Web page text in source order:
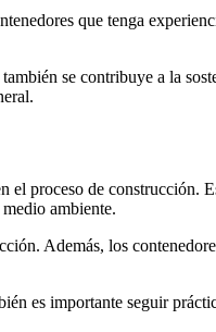
que tenga
se contribuye a la
proceso de construcción.
ambiente.
Además, los
es importante seguir